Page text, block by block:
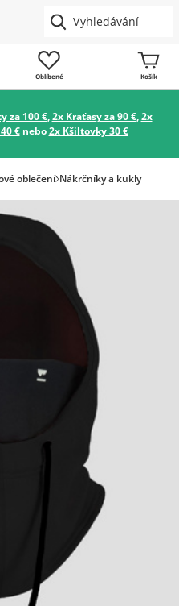
Oblíbené Košík
za 100 €,2x Kraťasy za 90 €,2x
€nebo2x Kšiltovky 30 €
oblečení Nákrčníky a kukly